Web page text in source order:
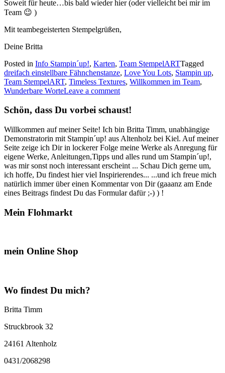
Soweit für heute…bis bald wieder hier (oder vielleicht bei mir im
Team 😉 )
Mit teambegeisterten Stempelgrüßen,
Deine Britta
Posted in Info Stampin´up!, Karten, Team StempelARTTagged
dreifach einstellbare Fähnchenstanze, Love You Lots, Stampin up,
Team StempelART, Timeless Textures, Willkommen im Team,
Wunderbare WorteLeave a comment
Schön, dass Du vorbei schaust!
Willkommen auf meiner Seite! Ich bin Britta Timm, unabhängige
Demonstratorin mit Stampin´up! aus Altenholz bei Kiel. Auf meiner
Seite zeige ich Dir in lockerer Folge meine Werke als Anregung für
eigene Werke, Anleitungen,Tipps und alles rund um Stampin´up!,
was mir sonst noch interessant erscheint ... Schau Dich gerne um,
ich hoffe, Du findest hier viel Inspirierendes... ...und ich freue mich
natürlich immer über einen Kommentar von Dir (gaaanz am Ende
eines Beitrags findest Du das Formular dafür ;-) ) !
Mein Flohmarkt
mein Online Shop
Wo findest Du mich?
Britta Timm
Struckbrook 32
24161 Altenholz
0431/2068298